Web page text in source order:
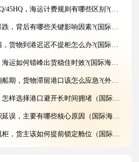
海运计费规则有哪些区别?(国际海运干货知识分享)
有哪些关键影响因素?(国际海运干货知识分享)
港迟迟不提柜怎么办?(国际海运干货知识分享)
何错峰出货稳住时效?(国际海运干货知识分享)
货物滞留港口该怎么应急?(外贸人请注意)
港口避开长时间拥堵（国际海运干货知识分享）
主要有哪些核心原因（国际海运干货知识分享）
该如何提前锁定舱位（国际海运干货知识分享）